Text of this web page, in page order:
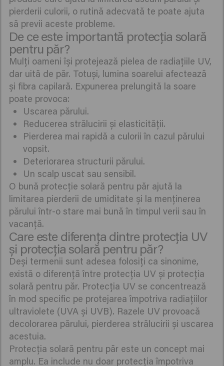
pierderii culorii, o rutină adecvată te poate ajuta
să previi aceste probleme.
De ce este importantă protecția solară
pentru păr?
Mulți oameni își protejează pielea de radiațiile UV,
dar uită de păr. Totuși, lumina soarelui afectează
și fibra capilară. Expunerea prelungită la soare
poate provoca:
Uscarea părului.
Reducerea strălucirii și elasticității.
Pierderea mai rapidă a culorii în cazul părului
vopsit.
Deteriorarea structurii părului.
Un scalp uscat sau sensibil.
O bună protecție solară pentru păr ajută la
limitarea pierderii de umiditate și la menținerea
părului într-o stare mai bună în timpul verii sau în
vacanță.
Care este diferența dintre protecția UV
și protecția solară pentru păr?
Deși termenii sunt adesea folosiți ca sinonime,
există o diferență între protecția UV și protecția
solară pentru păr. Protecția UV se concentrează
în mod specific pe protejarea împotriva radiațiilor
ultraviolete (UVA și UVB). Razele UV provoacă
decolorarea părului, pierderea strălucirii și uscarea
acestuia.
Protecția solară pentru păr este un concept mai
amplu. Ea include nu doar protecția împotriva